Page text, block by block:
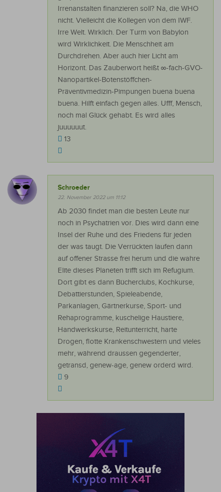
Irrenanstalten finanzieren soll? Na, die WHO
nicht. Vielleicht die Kollegen von dem IWF.
Irre Welt. Wirklich. Der Turm von Babylon
wird Wirklichkeit. Die Menschheit am
Durchdrehen. Aber auch hier Licht am
Horizont. Das Zauberwort heißt ∞-fach-GVO-
Nanopartikel-Botenstöffchen-
Präventivmedizin-Pimpungen buena buena
buena. Hilft einfach gegen alles. Ufff, Mensch,
noch mal Glück gehabt. Es wird alles
juuuuuut.
13
Schroeder
22. November 2022 um 11:12
Ab 2030 findet man die besten Leute nur
noch in Psychatrien vor. Dies wird dann eine
Insel der Ruhe und des Friedens für jeden
der was taugt. Die Verrückten laufen dann
auf offener Strasse frei herum und die wahre
Elite dieses Planeten trifft sich im Refugium.
Dort gibt es dann Bücherclubs, Kochkurse,
Debattierstunden, Spieleabende,
Parkanlagen, Gärtnerkurse, Sport- und
Rehaprogramme, kuschelige Haustiere,
Handwerkskurse, Reitunterricht, harte
Drogen, flotte Krankenschwestern und vieles
mehr, während draussen gegenderter,
getransd, genew-age, genew orderd wird.
9